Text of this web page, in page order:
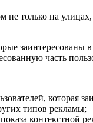
только на
часть
которая
типов рекламы;
контекстной